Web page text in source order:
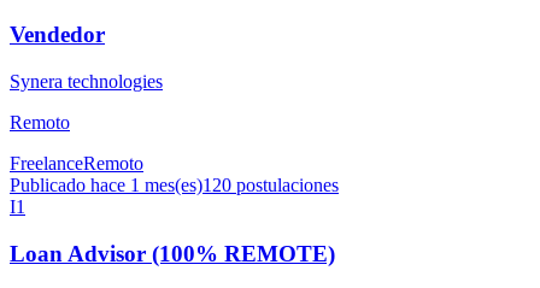
Vendedor
Synera technologies
Remoto
FreelanceRemoto
Publicado hace 1 mes(es)120 postulaciones
I1
Loan Advisor (100% REMOTE)